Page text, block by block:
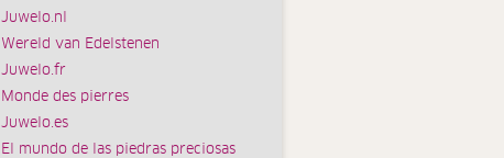
Juwelo.nl
Wereld van Edelstenen
Juwelo.fr
Monde des pierres
Juwelo.es
El mundo de las piedras preciosas